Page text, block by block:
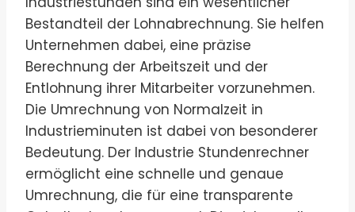
Bestandteil der Lohnabrechnung. Sie helfen
Unternehmen dabei, eine präzise
Berechnung der Arbeitszeit und der
Entlohnung ihrer Mitarbeiter vorzunehmen.
Die Umrechnung von Normalzeit in
Industrieminuten ist dabei von besonderer
Bedeutung. Der Industrie Stundenrechner
ermöglicht eine schnelle und genaue
Umrechnung, die für eine transparente